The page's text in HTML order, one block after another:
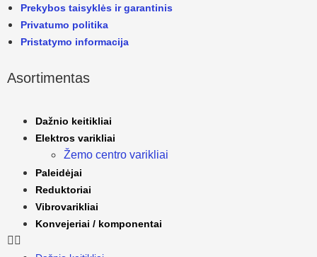
Prekybos taisyklės ir garantinis
Privatumo politika
Pristatymo informacija
Asortimentas
Dažnio keitikliai
Elektros varikliai
Žemo centro varikliai
Paleidėjai
Reduktoriai
Vibrovarikliai
Konvejeriai / komponentai